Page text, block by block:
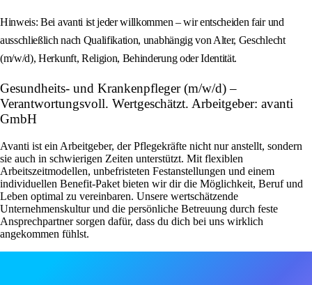
Hinweis: Bei avanti ist jeder willkommen – wir entscheiden fair und
ausschließlich nach Qualifikation, unabhängig von Alter, Geschlecht
(m/w/d), Herkunft, Religion, Behinderung oder Identität.
Gesundheits- und Krankenpfleger (m/w/d) –
Verantwortungsvoll. Wertgeschätzt. Arbeitgeber: avanti
GmbH
Avanti ist ein Arbeitgeber, der Pflegekräfte nicht nur anstellt, sondern
sie auch in schwierigen Zeiten unterstützt. Mit flexiblen
Arbeitszeitmodellen, unbefristeten Festanstellungen und einem
individuellen Benefit-Paket bieten wir dir die Möglichkeit, Beruf und
Leben optimal zu vereinbaren. Unsere wertschätzende
Unternehmenskultur und die persönliche Betreuung durch feste
Ansprechpartner sorgen dafür, dass du dich bei uns wirklich
angekommen fühlst.